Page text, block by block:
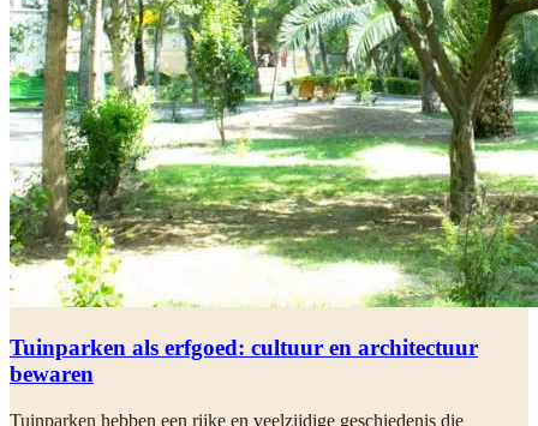
Tuinparken als erfgoed: cultuur en architectuur
bewaren
Tuinparken hebben een rijke en veelzijdige geschiedenis die